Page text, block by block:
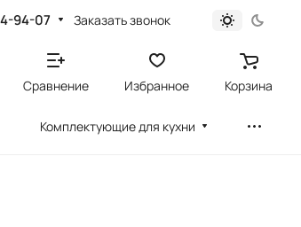
94-07 Заказать звонок
Сравнение Избранное Корзина
Комплектующие для кухни